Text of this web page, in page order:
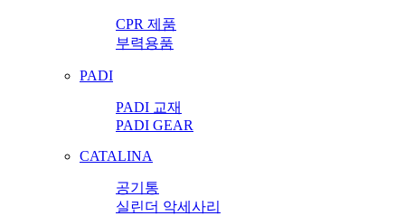
CPR 제품
부력용품
PADI
PADI 교재
PADI GEAR
CATALINA
공기통
실린더 악세사리